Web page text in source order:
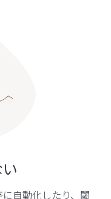
自動化したり、閾